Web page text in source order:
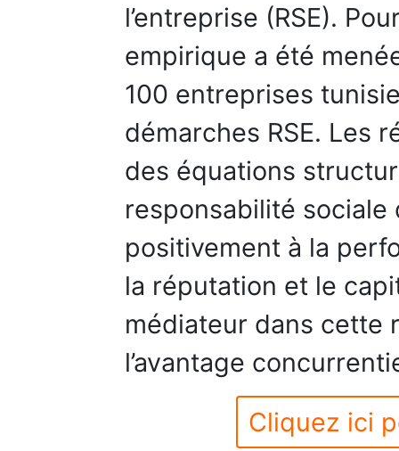
l’entreprise (RSE).
empirique a été
100 entreprises
démarches RSE. Les
des équations
responsabilité sociale
positivement à la
la réputation et le
médiateur dans cette
l’avantage
Cliquez ici